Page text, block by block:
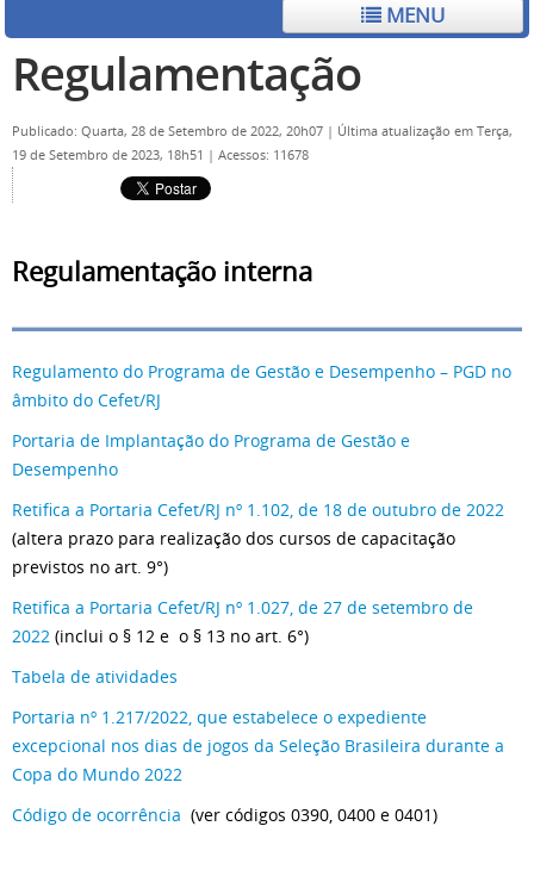
MENU
Regulamentação
Publicado: Quarta, 28 de Setembro de 2022, 20h07 | Última atualização em Terça,
19 de Setembro de 2023, 18h51 | Acessos: 11678
Regulamentação interna
Regulamento do Programa de Gestão e Desempenho – PGD no
âmbito do Cefet/RJ
Portaria de Implantação do Programa de Gestão e
Desempenho
Retifica a Portaria Cefet/RJ nº 1.102, de 18 de outubro de 2022
(altera prazo para realização dos cursos de capacitação
previstos no art. 9°)
Retifica a Portaria Cefet/RJ nº 1.027, de 27 de setembro de
2022 (inclui o § 12 e o § 13 no art. 6°)
Tabela de atividades
Portaria nº 1.217/2022, que estabelece o expediente
excepcional nos dias de jogos da Seleção Brasileira durante a
Copa do Mundo 2022
Código de ocorrência (ver códigos 0390, 0400 e 0401)